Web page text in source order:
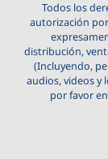
Todos los
autorización
distribución,
(Incluyendo,
audios, videos y
por favor